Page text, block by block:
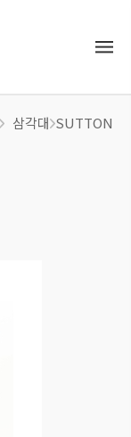
삼각대 SUTTON